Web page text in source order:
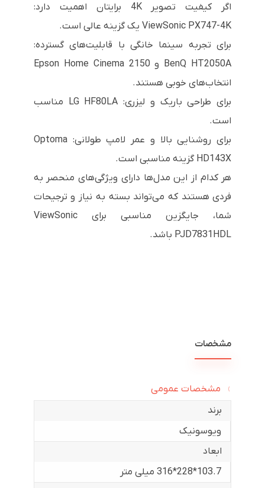
اگر کیفیت تصویر 4K برایتان اهمیت دارد:
ViewSonic PX747-4K یک گزینه عالی است.
برای تجربه سینما خانگی با قابلیت‌های گسترده:
BenQ HT2050A و Epson Home Cinema 2150
انتخاب‌های خوبی هستند.
برای طراحی باریک و لیزری: LG HF80LA مناسب
است.
برای روشنایی بالا و عمر لامپ طولانی: Optoma
HD143X گزینه مناسبی است.
هر کدام از این مدل‌ها دارای ویژگی‌های منحصر به
فردی هستند که می‌تواند بسته به نیاز و ترجیحات
شما، جایگزین مناسبی برای ViewSonic
PJD7831HDL باشد.
مشخصات
مشخصات عمومی
برند
ویوسونیک
ابعاد
103.7*228*316 میلی متر